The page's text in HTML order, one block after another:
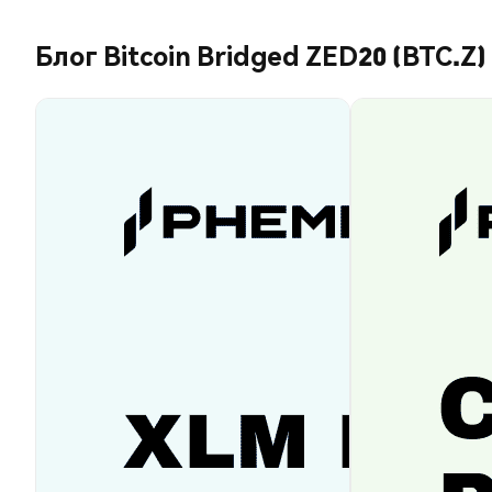
Блог Bitcoin Bridged ZED20 (BTC.Z)